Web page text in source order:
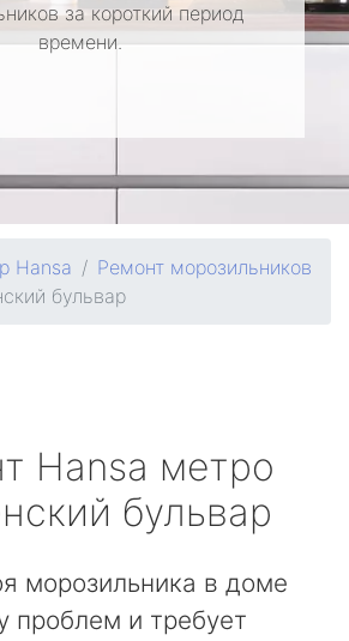
за короткий период
времени.
Hansa
Ремонт морозильников
бульвар
Hansa метро
бульвар
морозильника в доме
проблем и требует